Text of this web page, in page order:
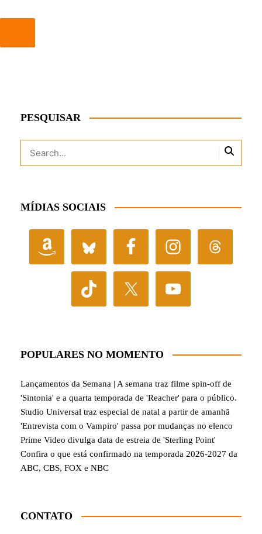
PESQUISAR
MÍDIAS SOCIAIS
POPULARES NO MOMENTO
Lançamentos da Semana | A semana traz filme spin-off de
'Sintonia' e a quarta temporada de 'Reacher' para o público.
Studio Universal traz especial de natal a partir de amanhã
'Entrevista com o Vampiro' passa por mudanças no elenco
Prime Video divulga data de estreia de 'Sterling Point'
Confira o que está confirmado na temporada 2026-2027 da
ABC, CBS, FOX e NBC
CONTATO